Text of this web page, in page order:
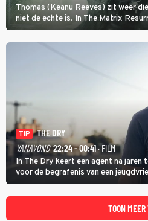
Thomas (Keanu Reeves) zit weer
niet de echte is. In The Matrix
proberen uit deze schijnwereld te
TIP
THE DRY
VANAVOND 22:24 - 00:41· FILM
In The Dry keert een agent na
voor de begrafenis van een
onderzoeken van diens dood een
met een oude zaak.
TOON